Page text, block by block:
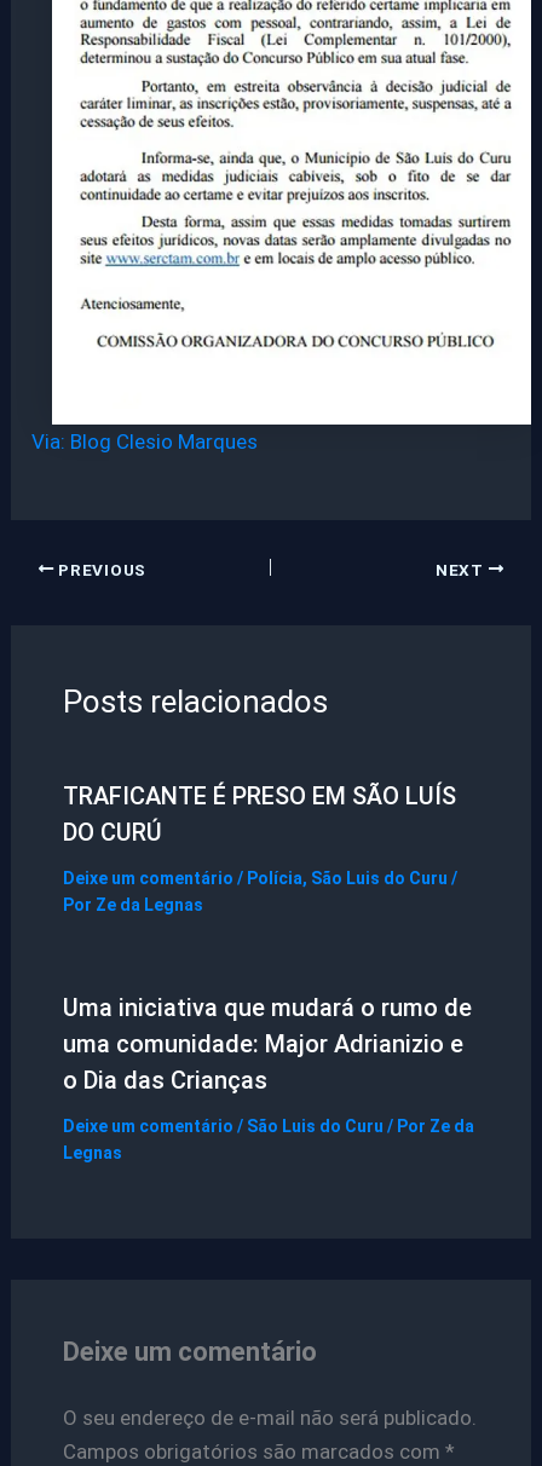
Via: Blog Clesio Marques
PREVIOUS NEXT
Posts relacionados
TRAFICANTE É PRESO EM SÃO LUÍS
DO CURÚ
Deixe um comentário / Polícia, São Luis do Curu /
Por Ze da Legnas
Uma iniciativa que mudará o rumo de
uma comunidade: Major Adrianizio e
o Dia das Crianças
Deixe um comentário / São Luis do Curu / Por Ze da
Legnas
Deixe um comentário
O seu endereço de e-mail não será publicado.
Campos obrigatórios são marcados com *